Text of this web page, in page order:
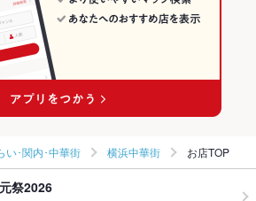
グ
ンキング
い･関内･中華街 横浜中華街 お店TOP
祭2026